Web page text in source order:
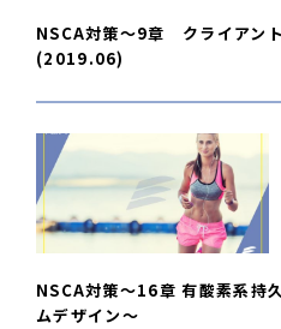
NSCA対策〜9章 クライアン
(2019.06)
NSCA対策〜16章 有酸素系持
ムデザイン〜